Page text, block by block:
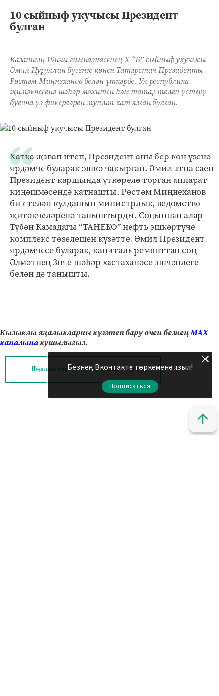
10 сыйныф укучысы Президент
булган
Казанның 19нчы гимназиясенең X “Б” сыйныф укучысы
Әмил Нуруллин бүгенге көнен Татарстан Президенты
Рөстәм Миңнеханов белән үткәрде. Ул республика
җитәкчесенә шәһәр мохитен һәм татар телен үстерү
буенча үз фикерләрен туплап хат язган булган.
Хатка җавап итеп, Президент аны бер көн үзенә
ярдәмче буларак эшкә чакырган. Әмил атна саен
Президент каршында үткәрелә торган аппарат
киңәшмәсендә катнашты. Рөстәм Миңнеханов
бик теләп кулдашын министрлык, ведомство
җитәкчеләренә таныштырды. Соңыннан алар
Түбән Камадагы “ТАНЕКО” нефть эшкәртүче
комплекс төзелешен күзәтте. Әмил Президент
ярдәмчесе буларак, капиталь ремонттан соң
Әлмәтнең 3нче шәһәр хастаханәсе эшчәнлеге
белән дә танышты.
Кызыклы яңалыкларны күзәтеп бару өчен безнеңМАХ
каналынакушылыгыз.
Яңалыклар битенә керегез
Безнең Вконтакте төркеменә языл!
Подписаться